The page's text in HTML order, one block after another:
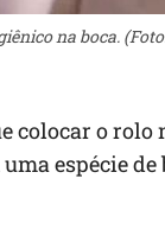
na boca.
colocar o
espécie de